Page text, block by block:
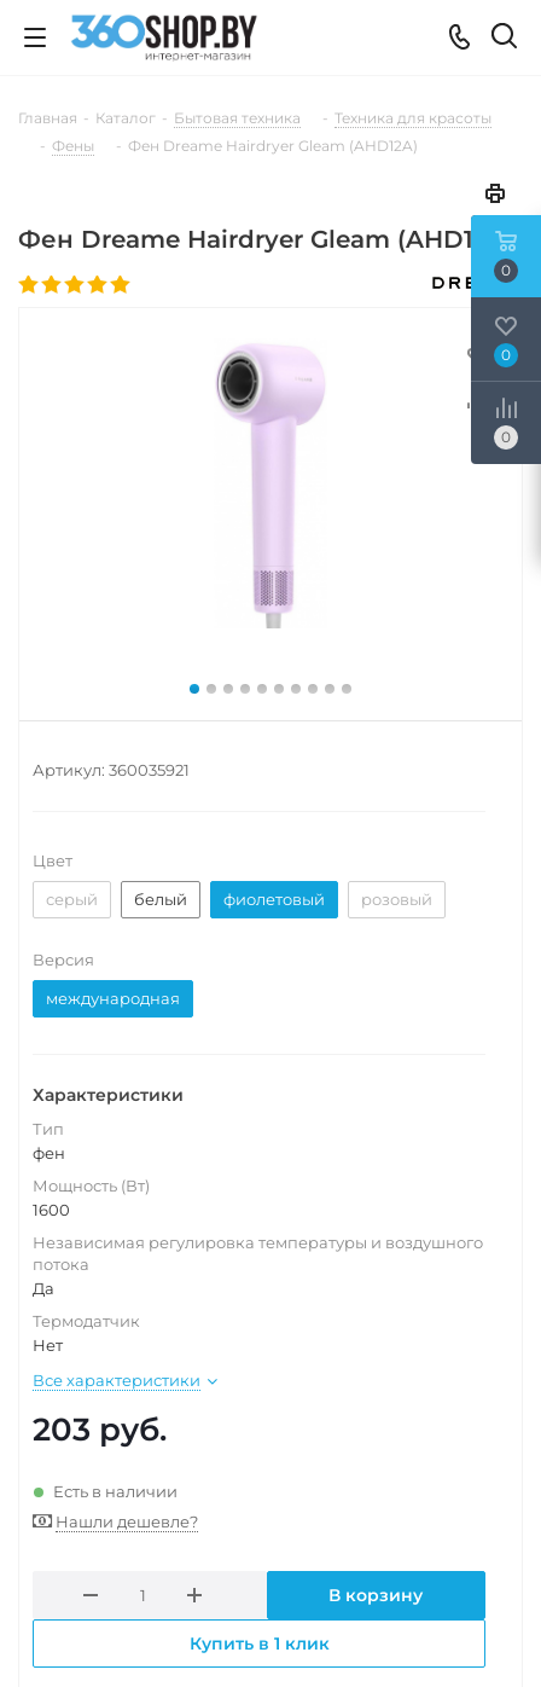
Главная - Каталог - Бытовая техника - Техника для красоты
- Фены - Фен Dreame Hairdryer Gleam (AHD12A)
Фен Dreame Hairdryer Gleam (AHD12A)
Артикул: 360035921
Цвет
серый
белый фиолетовый розовый
Версия
международная
Характеристики
Тип
фен
Мощность (Вт)
1600
Независимая регулировка температуры и воздушного
потока
Да
Термодатчик
Нет
Все характеристики
203 руб.
Есть в наличии
Нашли дешевле?
В корзину
Купить в 1 клик
0
0
0